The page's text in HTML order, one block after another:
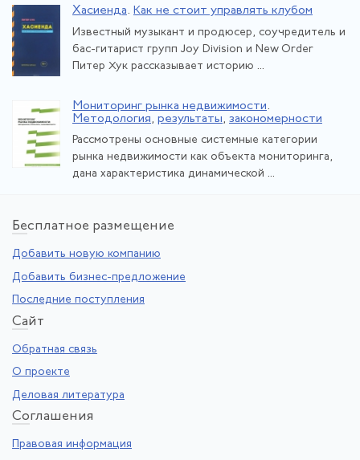
Хасиенда. Как не стоит управлять клубом
Известный музыкант и продюсер, соучредитель и
бас-гитарист групп Joy Division и New Order
Питер Хук рассказывает историю ...
Мониторинг рынка недвижимости.
Методология, результаты, закономерности
Рассмотрены основные системные категории
рынка недвижимости как объекта мониторинга,
дана характеристика динамической ...
Бесплатное размещение
Добавить новую компанию
Добавить бизнес-предложение
Последние поступления
Сайт
Обратная связь
О проекте
Деловая литература
Соглашения
Правовая информация